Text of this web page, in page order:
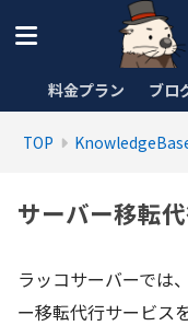
料金プラン ブロ
TOP
サーバー移転
ラッコサーバーでは
ー移転代行サービス